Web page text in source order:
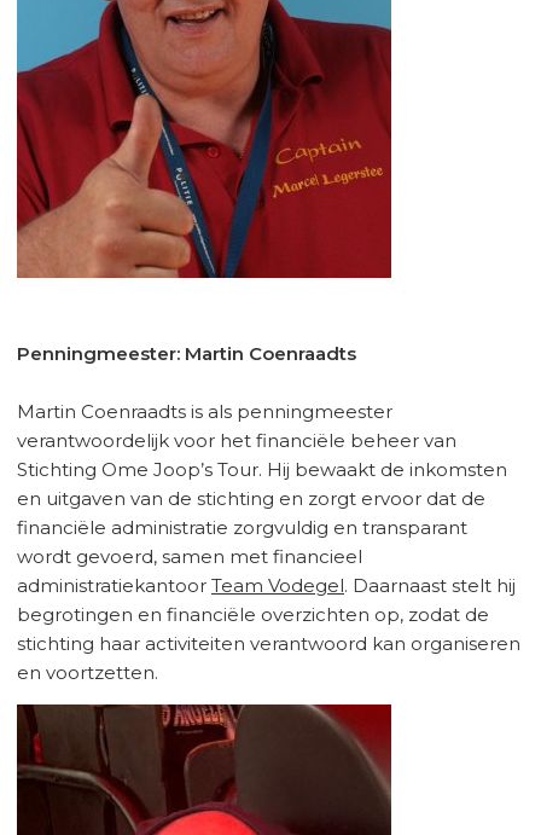
Penningmeester: Martin Coenraadts
Martin Coenraadts is als penningmeester
verantwoordelijk voor het financiële beheer van
Stichting Ome Joop’s Tour. Hij bewaakt de inkomsten
en uitgaven van de stichting en zorgt ervoor dat de
financiële administratie zorgvuldig en transparant
wordt gevoerd, samen met financieel
administratiekantoor Team Vodegel. Daarnaast stelt hij
begrotingen en financiële overzichten op, zodat de
stichting haar activiteiten verantwoord kan organiseren
en voortzetten.